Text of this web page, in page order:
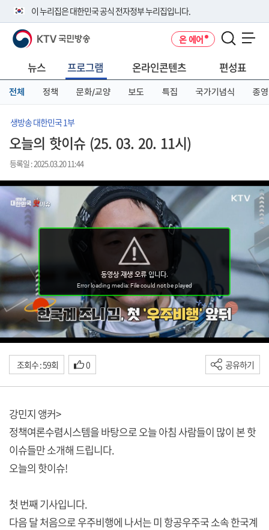
이 누리집은 대한민국 공식 전자정부 누리집입니다.
공식 누리집 주소 확인하기
니다.
이밖에 or.kr 또는 .kr등 다른 도메인 주소를 사용하고 있다면 아래 URL에
서 도메인 주소를 확인해 보세요
KTV 국민방송 온 에어
뉴스 프로그램 온라인콘텐츠 편성표
전체 정책 문화/교양 보도 특집 국가기념식 종영
생방송 대한민국 1부
오늘의 핫이슈 (25. 03. 20. 11시)
등록일 : 2025.03.20 11:44
조회수 : 59회 0 공유하기
강민지 앵커>
정책여론수렴시스템을 바탕으로 오늘 아침 사람들이 많이 본 핫
이슈들만 소개해 드립니다.
오늘의 핫이슈!
첫 번째 기사입니다.
다음 달 처음으로 우주비행에 나서는 미 항공우주국 소속 한국계